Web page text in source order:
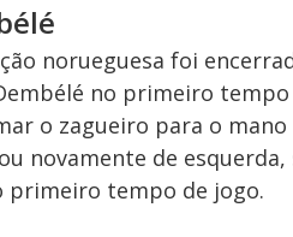
norueguesa foi
no primeiro
o zagueiro para o
novamente de
primeiro tempo de jogo.